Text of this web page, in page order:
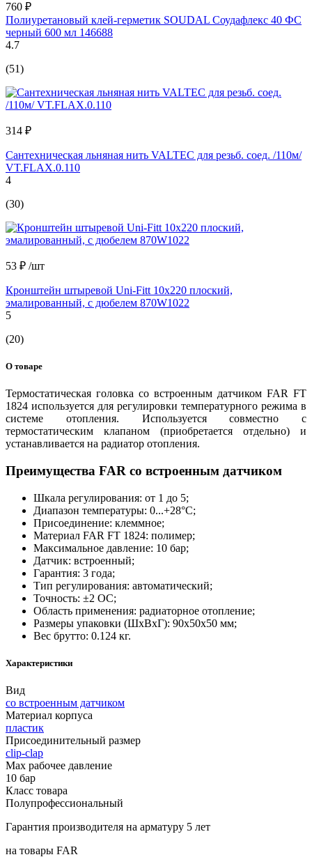
760 ₽
Полиуретановый клей-герметик SOUDAL Соудафлекс 40 ФС
черный 600 мл 146688
4.7
(51)
314 ₽
Сантехническая льняная нить VALTEC для резьб. соед. /110м/
VT.FLAX.0.110
4
(30)
53 ₽ /шт
Кронштейн штыревой Uni-Fitt 10х220 плоский,
эмалированный, с дюбелем 870W1022
5
(20)
О товаре
Термостатическая головка со встроенным датчиком FAR FT
1824 используется для регулировки температурного режима в
системе отопления. Используется совместно с
термостатическим клапаном (приобретается отдельно) и
устанавливается на радиатор отопления.
Преимущества FAR со встроенным датчиком
Шкала регулирования: от 1 до 5;
Диапазон температуры: 0...+28°С;
Присоединение: клеммное;
Материал FAR FT 1824: полимер;
Максимальное давление: 10 бар;
Датчик: встроенный;
Гарантия: 3 года;
Тип регулирования: автоматический;
Точность: ±2 OC;
Область применения: радиаторное отопление;
Размеры упаковки (ШхВхГ): 90х50х50 мм;
Вес брутто: 0.124 кг.
Характеристики
Вид
со встроенным датчиком
Материал корпуса
пластик
Присоединительный размер
clip-clap
Мах рабочее давление
10 бар
Класс товара
Полупрофессиональный
Гарантия производителя на арматуру 5 лет
на товары FAR